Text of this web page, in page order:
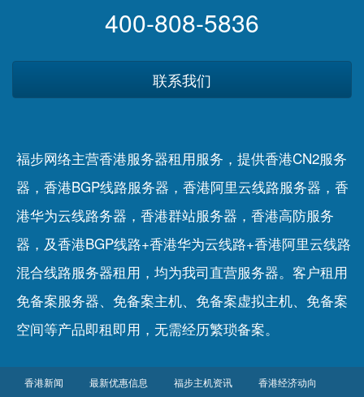
400-808-5836
联系我们
福步网络主营香港服务器租用服务，提供香港CN2服务
器，香港BGP线路服务器，香港阿里云线路服务器，香
港华为云线路务器，香港群站服务器，香港高防服务
器，及香港BGP线路+香港华为云线路+香港阿里云线路
混合线路服务器租用，均为我司直营服务器。客户租用
免备案服务器、 免备案主机、 免备案虚拟主机、 免备案
空间等产品即租即用，无需经历繁琐备案。
香港新闻 最新优惠信息 福步主机资讯 香港经济动向